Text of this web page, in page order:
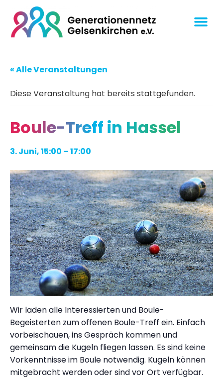
« Alle Veranstaltungen
Diese Veranstaltung hat bereits stattgefunden.
Boule-Treff in Hassel
3. Juni, 15:00 –17:00
Wir laden alle Interessierten und Boule-
Begeisterten zum offenen Boule-Treff ein. Einfach
vorbeischauen, ins Gespräch kommen und
gemeinsam die Kugeln fliegen lassen. Es sind keine
Vorkenntnisse im Boule notwendig. Kugeln können
mitgebracht werden oder sind vor Ort verfügbar.